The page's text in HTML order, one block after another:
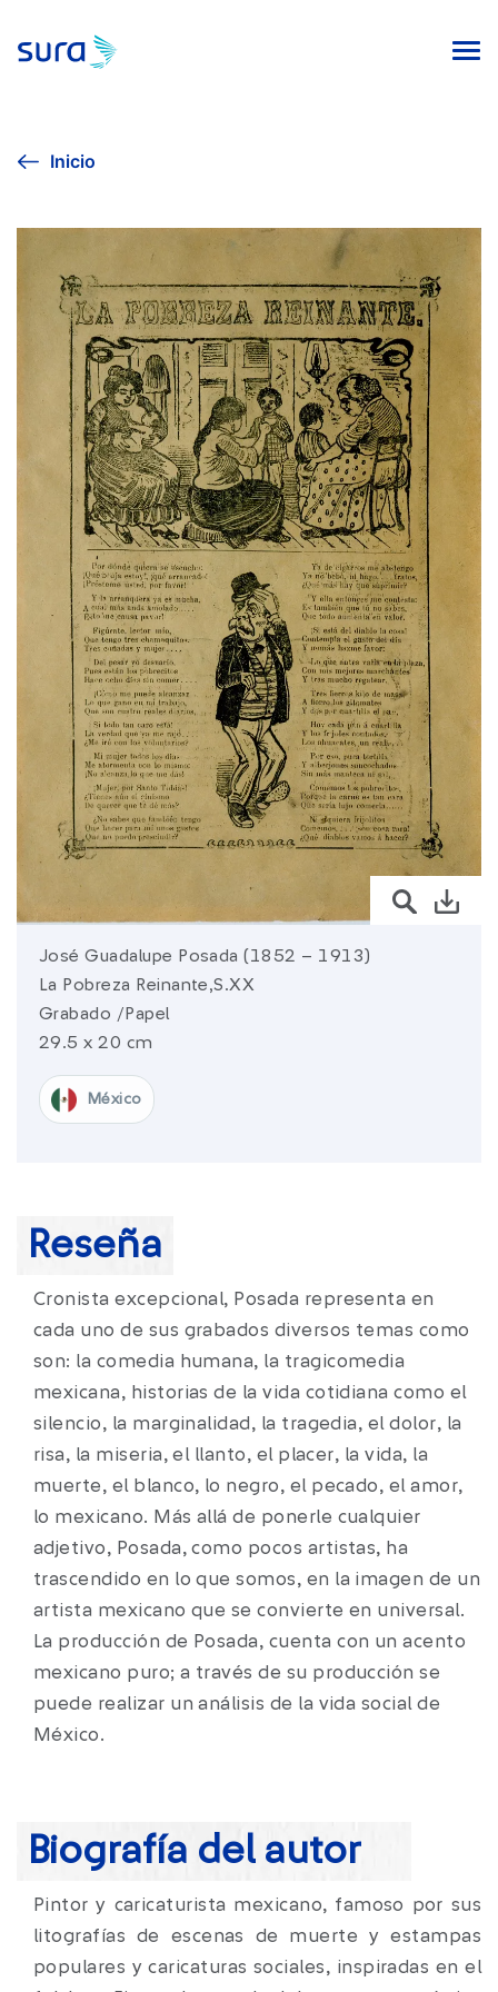
AGENDA CULTURAL
EXPOSICIÓN SURA 2024
COLECCIÓN DE ARTE
PUBLICACIONES EDITORIALES
Línea ética
Contacto
sura.com
Más de SURA
SURA en: Latinoamérica
Inicio
José Guadalupe Posada (1852 – 1913)
La Pobreza Reinante,S.XX
Grabado /Papel
29.5 x 20 cm
México​
Reseña
Cronista excepcional, Posada representa en
cada uno de sus grabados diversos temas como
son: la comedia humana, la tragicomedia
mexicana, historias de la vida cotidiana como el
silencio, la marginalidad, la tragedia, el dolor, la
risa, la miseria, el llanto, el placer, la vida, la
muerte, el blanco, lo negro, el pecado, el amor,
lo mexicano. Más allá de ponerle cualquier
adjetivo, Posada, como pocos artistas, ha
trascendido en lo que somos, en la imagen de un
artista mexicano que se convierte en universal.
La producción de Posada, cuenta con un acento
mexicano puro; a través de su producción se
puede realizar un análisis de la vida social de
México.
Biografía del autor
Pintor y caricaturista mexicano, famoso por sus
litografías de escenas de muerte y estampas
populares y caricaturas sociales, inspiradas en el